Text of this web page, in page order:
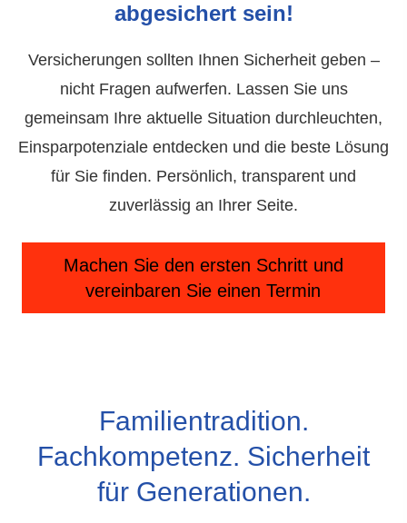
abgesichert sein!
Versicherungen sollten Ihnen Sicherheit geben –
nicht Fragen aufwerfen. Lassen Sie uns
gemeinsam Ihre aktuelle Situation durchleuchten,
Einsparpotenziale entdecken und die beste Lösung
für Sie finden. Persönlich, transparent und
zuverlässig an Ihrer Seite.
Machen Sie den ersten Schrittund
vereinbaren Sie einen Termin
Familientradition.
Fachkompetenz. Sicherheit
für Generationen.